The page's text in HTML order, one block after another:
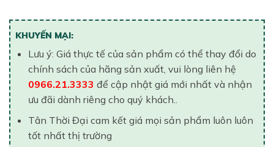
KHUYẾN MẠI:
Lưu ý: Giá thực tế của sản phẩm có thể thay đổi do
chính sách của hãng sản xuất, vui lòng liên hệ
0966.21.3333 để cập nhật giá mới nhất và nhận
ưu đãi dành riêng cho quý khách..
Tân Thời Đại cam kết giá mọi sản phẩm luôn luôn
tốt nhất thị trường